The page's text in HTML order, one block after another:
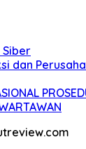
Siber
dan